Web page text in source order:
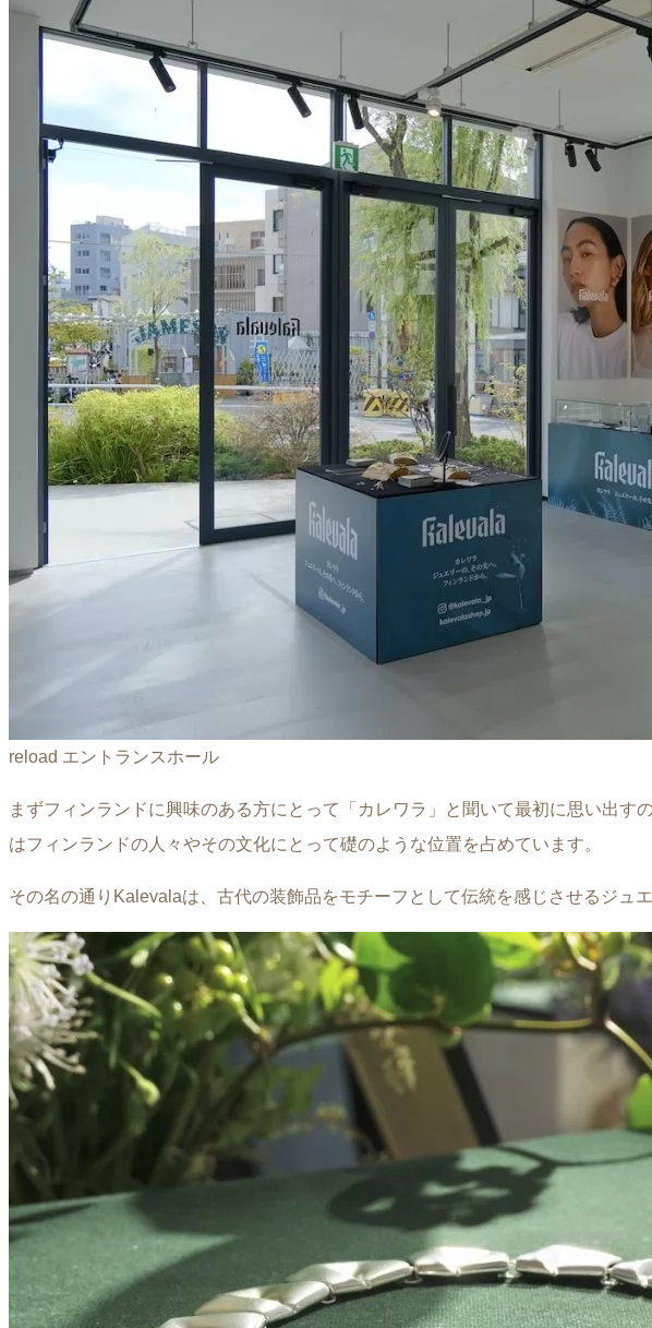
reload エントランスホール
まずフィンランドに興味のある方にとって「カレワラ」と聞いて最初に思い出
はフィンランドの人々やその文化にとって礎のような位置を占めています。
その名の通りKalevalaは、古代の装飾品をモチーフとして伝統を感じさせるジュ